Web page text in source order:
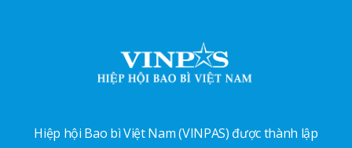
Hiệp hội Bao bì Việt Nam (VINPAS) được thành lập